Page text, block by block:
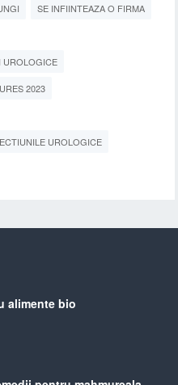
SE INFIINTEAZA O FIRMA
UROLOGICE
2023
UROLOGICE
alimente bio